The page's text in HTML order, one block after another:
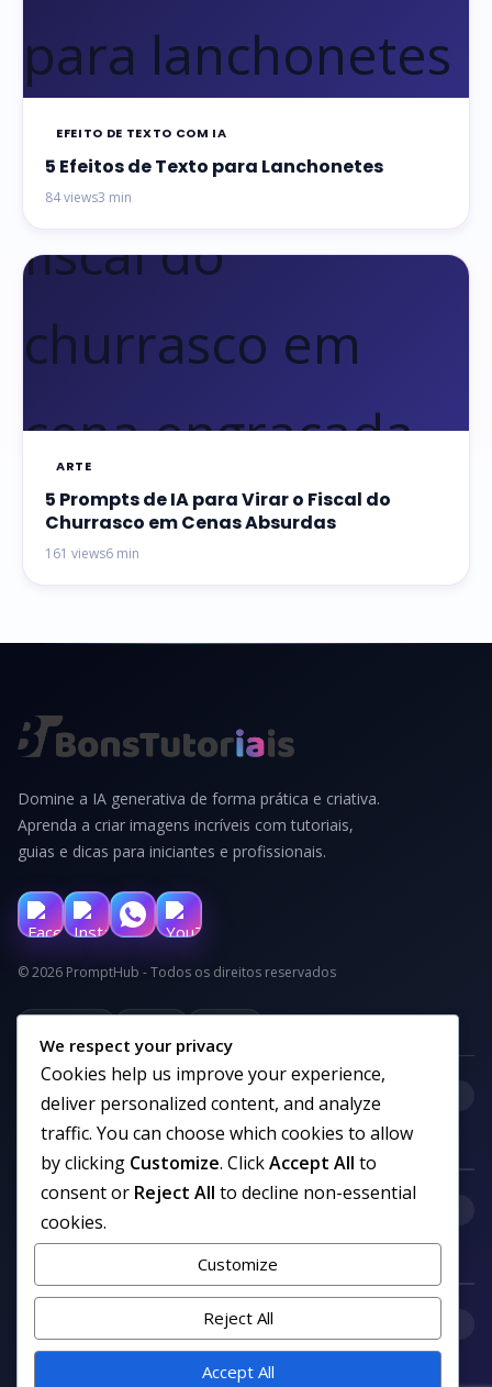
EFEITO DE TEXTO COM IA
5 Efeitos de Texto para Lanchonetes
84 views3 min
ARTE
5 Prompts de IA para Virar o Fiscal do
Churrasco em Cenas Absurdas
161 views6 min
Domine a IA generativa de forma prática e criativa.
Aprenda a criar imagens incríveis com tutoriais,
guias e dicas para iniciantes e profissionais.
© 2026 PromptHub - Todos os direitos reservados
Categorias
We respect your privacy
Cookies help us improve your experience,
deliver personalized content, and analyze
traffic. You can choose which cookies to allow
by clicking Customize. ClickAccept All to
consent or Reject All to decline non-essential
cookies.
Customize
Reject All
Accept All